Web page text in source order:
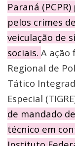
Paraná
pelos crimes
veiculação de
sociais. A ação
Regional de
Tático
Especial
de mandado
técnico em